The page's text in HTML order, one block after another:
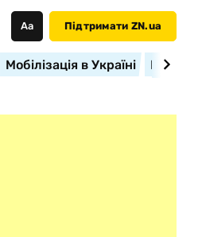
Аа Підтримати ZN.ua
Мобілізація в Україні